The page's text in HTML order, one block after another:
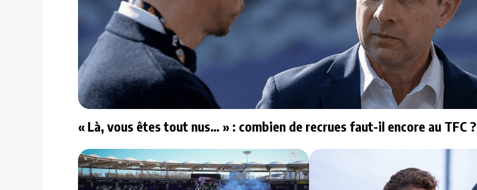
« Là, vous êtes tout nus… » : combien de recrues faut-il encore au TFC ?